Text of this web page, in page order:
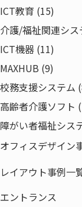
ICT教育 (15)
介護/福祉関連シ
ICT機器 (11)
MAXHUB (9)
校務支援システム
高齢者介護ソフト
障がい者福祉シス
オフィスデザイン
レイアウト事例一
エントランス
製品・サービス
オフィス環境
ネットワーク
ライフサイクルマ